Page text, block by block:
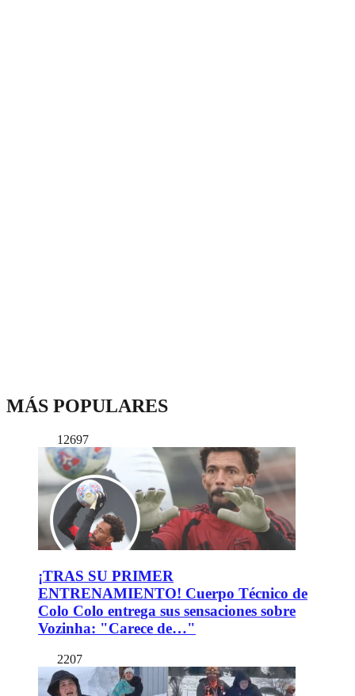
MÁS POPULARES
12697
¡TRAS SU PRIMER
ENTRENAMIENTO! Cuerpo Técnico de
Colo Colo entrega sus sensaciones sobre
Vozinha: "Carece de…"
2207